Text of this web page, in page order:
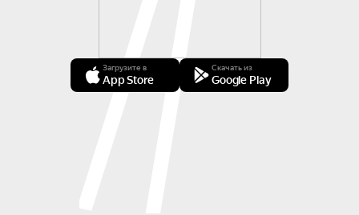
Загрузите в
App Store
Скачать из
Google Play